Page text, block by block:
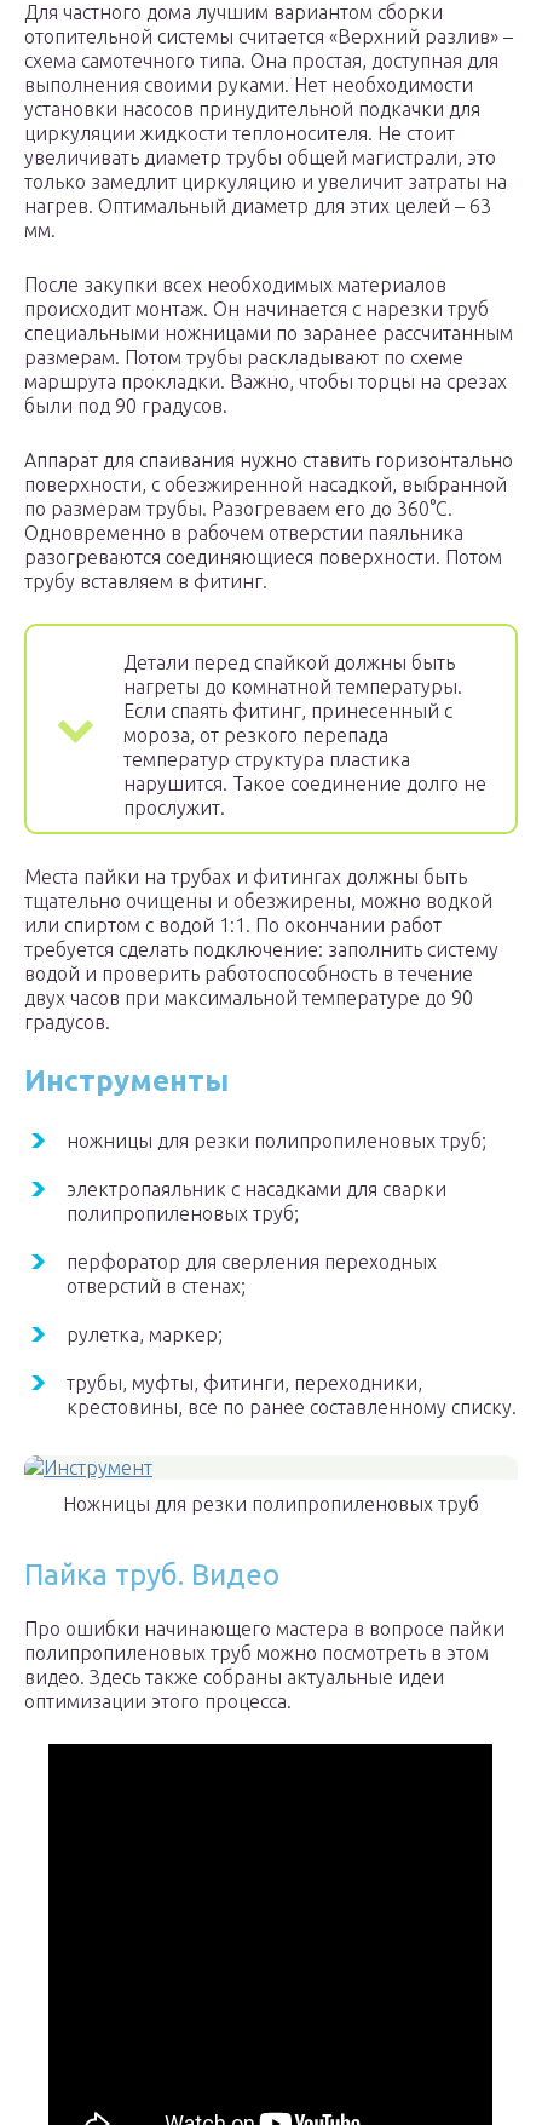
Для частного дома лучшим вариантом сборки
отопительной системы считается «Верхний разлив» –
схема самотечного типа. Она простая, доступная для
выполнения своими руками. Нет необходимости
установки насосов принудительной подкачки для
циркуляции жидкости теплоносителя. Не стоит
увеличивать диаметр трубы общей магистрали, это
только замедлит циркуляцию и увеличит затраты на
нагрев. Оптимальный диаметр для этих целей – 63
мм.
После закупки всех необходимых материалов
происходит монтаж. Он начинается с нарезки труб
специальными ножницами по заранее рассчитанным
размерам. Потом трубы раскладывают по схеме
маршрута прокладки. Важно, чтобы торцы на срезах
были под 90 градусов.
Аппарат для спаивания нужно ставить горизонтально
поверхности, с обезжиренной насадкой, выбранной
по размерам трубы. Разогреваем его до 360°C.
Одновременно в рабочем отверстии паяльника
разогреваются соединяющиеся поверхности. Потом
трубу вставляем в фитинг.
Детали перед спайкой должны быть
нагреты до комнатной температуры.
Если спаять фитинг, принесенный с
мороза, от резкого перепада
температур структура пластика
нарушится. Такое соединение долго не
прослужит.
Места пайки на трубах и фитингах должны быть
тщательно очищены и обезжирены, можно водкой
или спиртом с водой 1:1. По окончании работ
требуется сделать подключение: заполнить систему
водой и проверить работоспособность в течение
двух часов при максимальной температуре до 90
градусов.
Инструменты
ножницы для резки полипропиленовых труб;
электропаяльник с насадками для сварки
полипропиленовых труб;
перфоратор для сверления переходных
отверстий в стенах;
рулетка, маркер;
трубы, муфты, фитинги, переходники,
крестовины, все по ранее составленному списку.
Ножницы для резки полипропиленовых труб
Пайка труб. Видео
Про ошибки начинающего мастера в вопросе пайки
полипропиленовых труб можно посмотреть в этом
видео. Здесь также собраны актуальные идеи
оптимизации этого процесса.